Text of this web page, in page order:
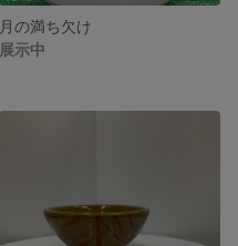
月の満ち欠け
展示中